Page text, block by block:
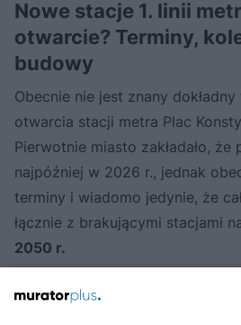
Nowe stacje 1. linii
otwarcie? Terminy,
budowy
Obecnie nie jest znany
otwarcia stacji metra Plac
Pierwotnie miasto zakładało,
najpóźniej w 2026 r., jednak
terminy i wiadomo jedynie, że
łącznie z brakującymi stacjami
2050 r.